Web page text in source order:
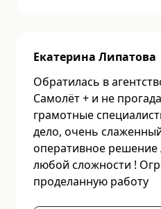
Екатерина Липатова
Обратилась в
Самолёт + и не
грамотные
дело, очень
оперативное
любой сложности !
проделанную работу